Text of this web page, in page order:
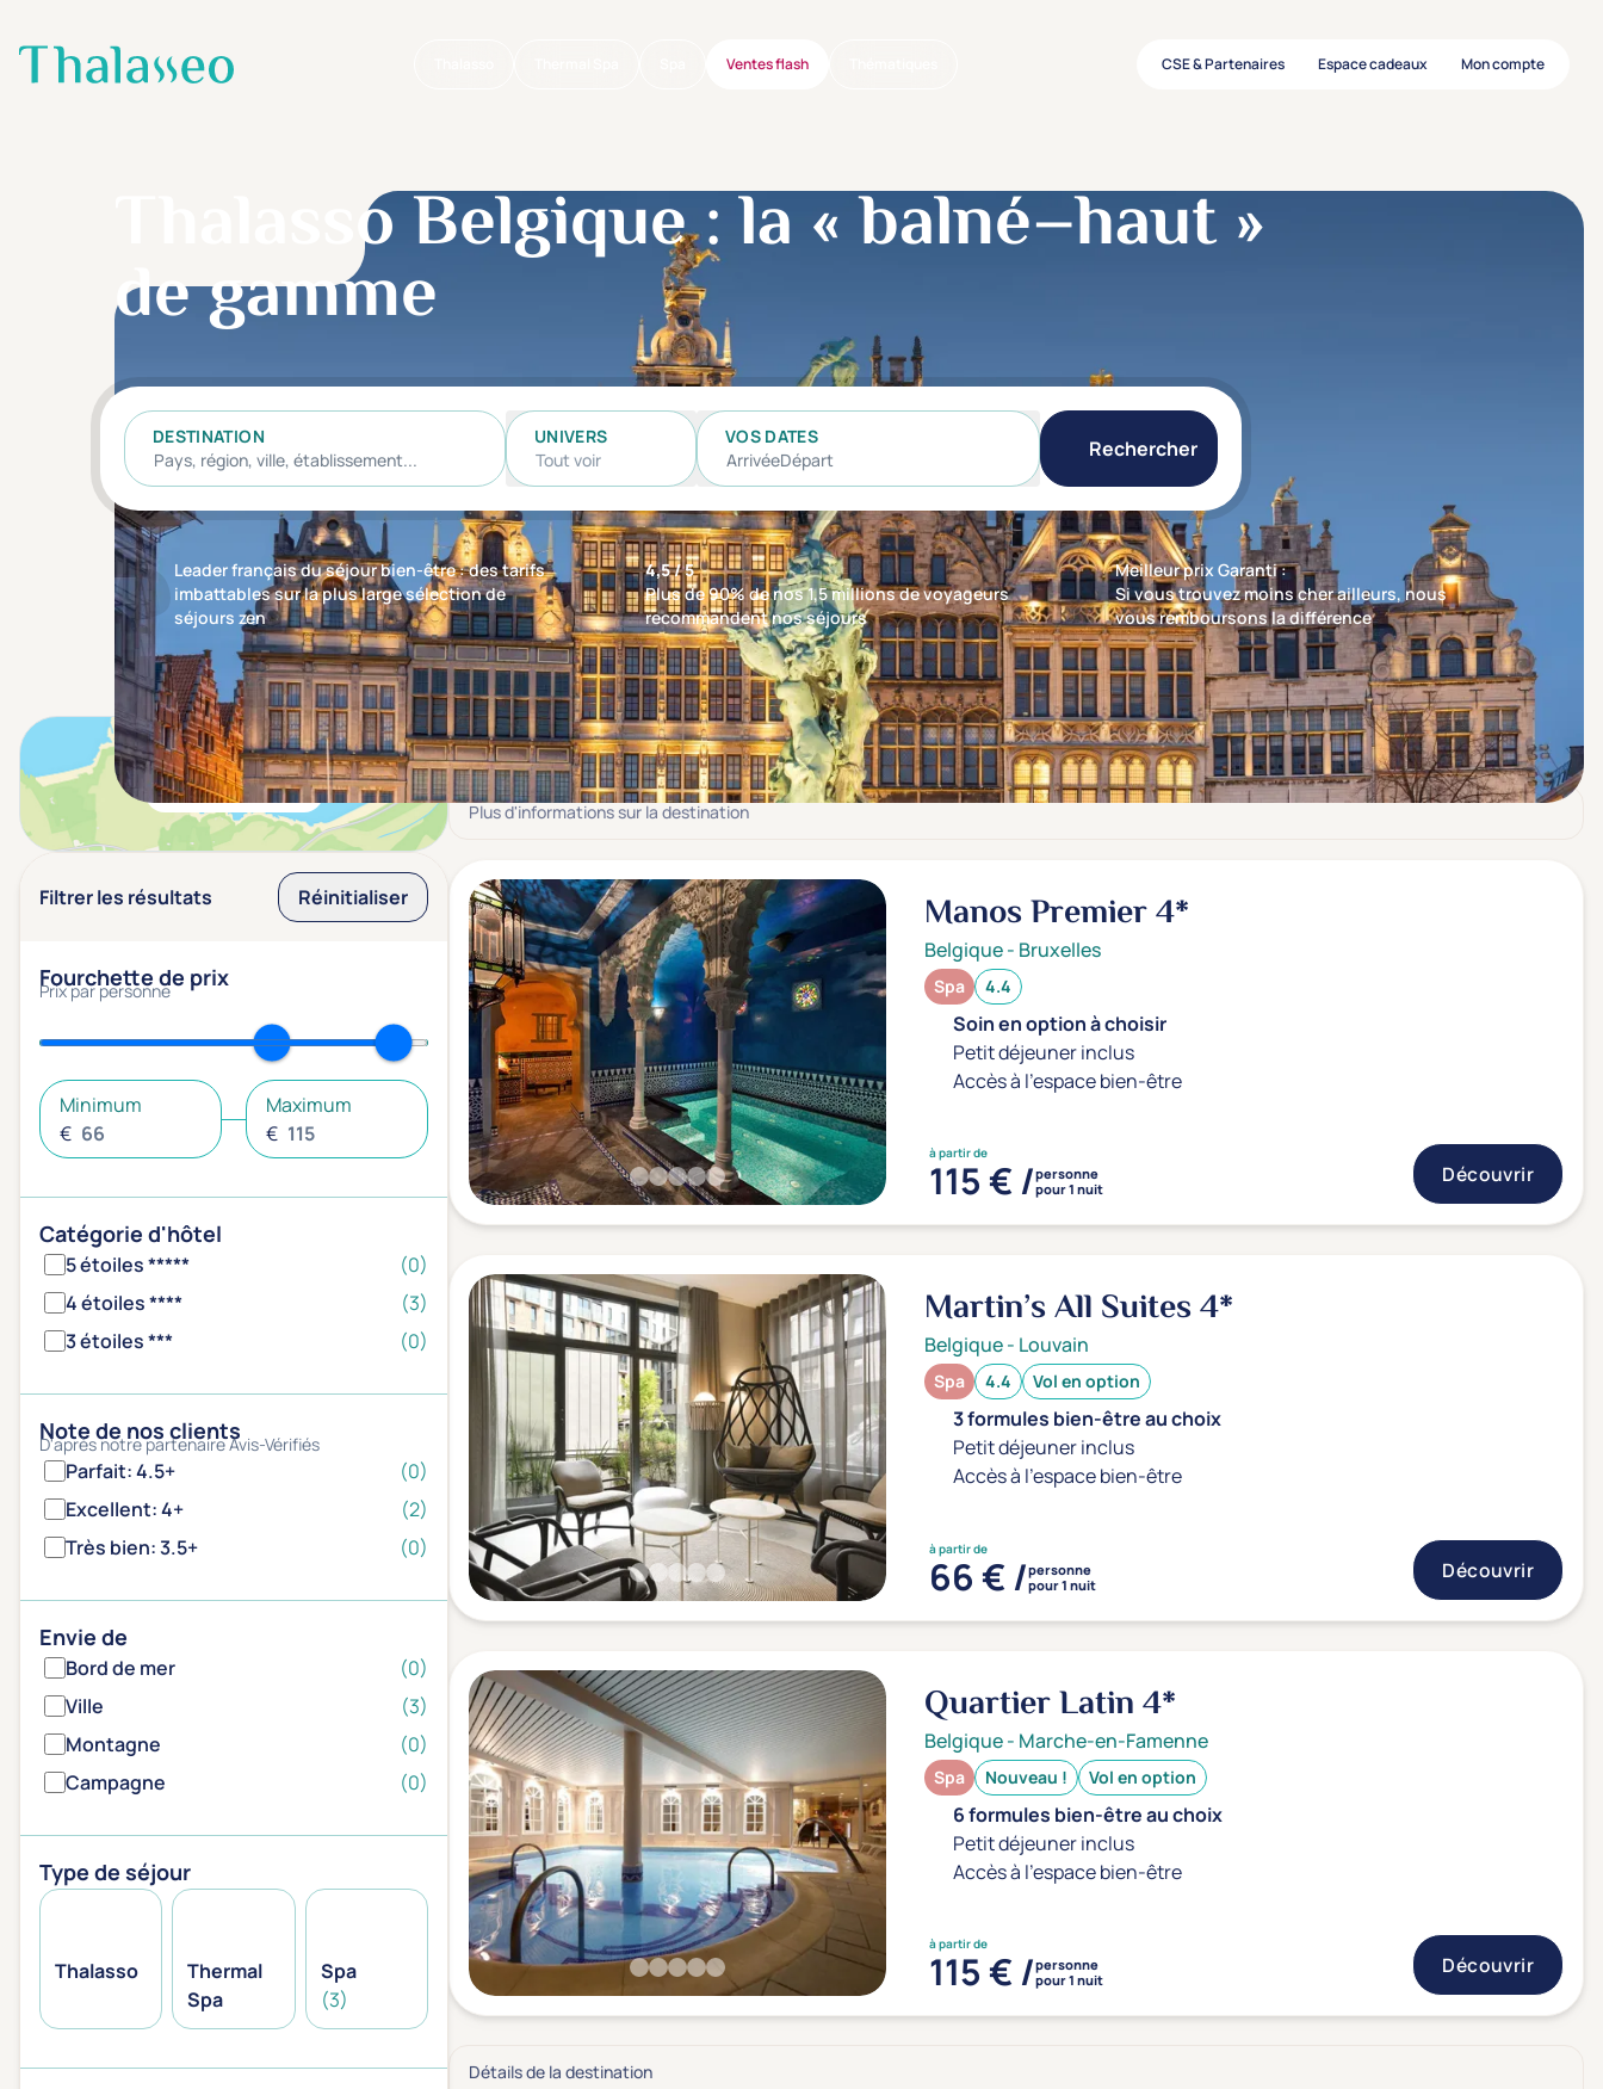
Aller au contenu principal Ventes flash CSE & Partenaires Espace cadeaux Mon compte
Thalasso Belgique : la « balné–haut »
de gamme
DESTINATION
UNIVERS
Tout voir
VOS DATES
ArrivéeDépart Rechercher
Leader français du séjour bien-être : des tarifs
imbattables sur la plus large sélection de
séjours zen
4,5 / 5
Plus de 90% de nos 1,5 millions de voyageurs
recommandent nos séjours
Meilleur prix Garanti :
Si vous trouvez moins cher ailleurs, nous
vous remboursons la différence
Voir sur la carte
Filtrer les résultats Réinitialiser
Fourchette de prix
Prix par personne
Minimum
€
Maximum
€
Catégorie d'hôtel
5 étoiles *****
(0)
4 étoiles ****
(3)
3 étoiles ***
(0)
Note de nos clients
D'après notre partenaire Avis-Vérifiés
Parfait: 4.5+
(0)
Excellent: 4+
(2)
Très bien: 3.5+
(0)
Envie de
Bord de mer
(0)
Ville
(3)
Montagne
(0)
Campagne
(0)
Type de séjour
Thalasso
Thermal
Spa
Spa
(3)
Résultats : 3 établissements Trier par Nos recommandations en premier
Plus d'informations sur la destination
Manos Premier4*
Belgique- Bruxelles
Spa 4.4
Soin en option à choisir
Petit déjeuner inclus
Accès à l'espace bien-être
à partir de
115 € /personne
pour 1 nuit
Découvrir
Martin’s All Suites4*
Belgique- Louvain
Spa 4.4 Vol en option
3 formules bien-être au choix
Petit déjeuner inclus
Accès à l'espace bien-être
à partir de
66 € /personne
pour 1 nuit
Découvrir
Quartier Latin4*
Belgique- Marche-en-Famenne
Spa Nouveau ! Vol en option
6 formules bien-être au choix
Petit déjeuner inclus
Accès à l'espace bien-être
à partir de
115 € /personne
pour 1 nuit
Découvrir
Détails de la destination